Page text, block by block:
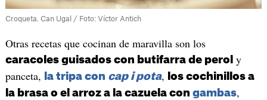
Croqueta. Can Ugal / Foto: Víctor Antich
Otras recetas que cocinan de maravilla son los
caracoles guisados con butifarra de perol y
panceta,
la tripa con cap i pota,
los cochinillos a
la brasa o el arroz a la cazuela con gambas,